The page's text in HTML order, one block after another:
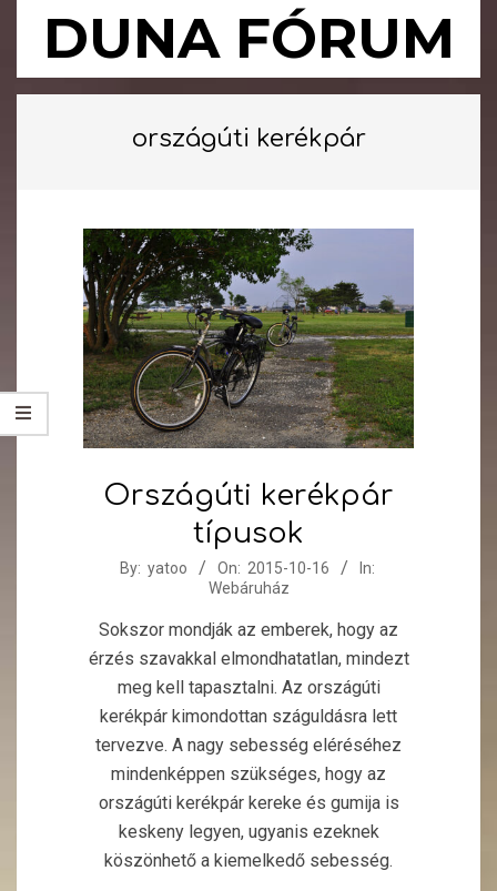
DUNA FÓRUM
Primary
országúti kerékpár
Országúti kerékpár
típusok
2015-
16
By: yatoo On: 2015-10-16
In:
Webáruház
Sokszor mondják az emberek, hogy az
érzés szavakkal elmondhatatlan, mindezt
meg kell tapasztalni. Az országúti
kerékpár kimondottan száguldásra lett
tervezve. A nagy sebesség eléréséhez
mindenképpen szükséges, hogy az
országúti kerékpár kereke és gumija is
keskeny legyen, ugyanis ezeknek
köszönhető a kiemelkedő sebesség.